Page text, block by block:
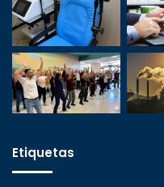
Etiquetas